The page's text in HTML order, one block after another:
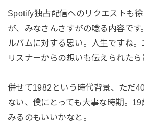
Spotify独占配信へのリクエストも
が、みなさんさすがの唸る内容で
ルバムに対する思い。人生ですね
リスナーからの想いも伝えられたら
併せて1982という時代背景、ただ
ない、僕にとっても大事な時期。
みるのもいいかなと。